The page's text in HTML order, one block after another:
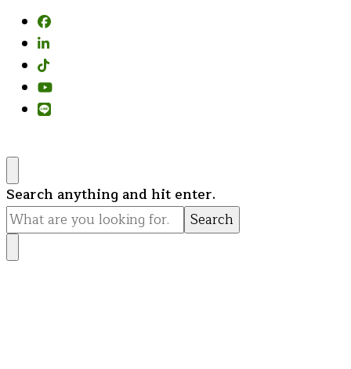
Looking
for
Something?
Search anything and hit enter.